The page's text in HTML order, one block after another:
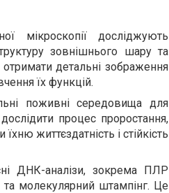
мікроскопії досліджують
зовнішнього шару та
детальні зображення
їх функцій.
поживні середовища для
процес проростання,
життєздатність і стійкість
ДНК-аналізи, зокрема ПЛР
та молекулярний штампінг. Це